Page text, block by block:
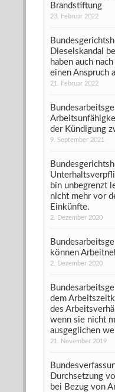
Brandstiftung
23. Februar 2022
Dieselskandal
haben auch
einen Anspruch
21. Februar 2022
der Kündigung
9. September 2021
bin unbegrenzt
nicht mehr vor
Einkünfte.
2. Dezember 2020
können
2. Dezember 2020
dem
des
wenn sie nicht
ausgeglichen
21. November 2019
Durchsetzung
bei Bezug von